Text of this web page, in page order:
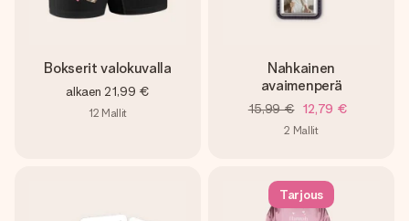
Bokserit valokuvalla
alkaen 21,99 €
12 Mallit
Nahkainen
avaimenperä
15,99 € 12,79 €
2 Mallit
Tarjous